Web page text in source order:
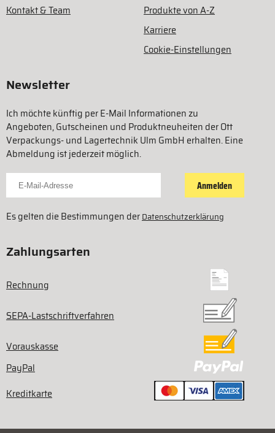
Kontakt & Team
Produkte von A-Z
Karriere
Cookie-Einstellungen
Newsletter
Ich möchte künftig per E-Mail Informationen zu
Angeboten, Gutscheinen und Produktneuheiten der Ott
Verpackungs- und Lagertechnik Ulm GmbH erhalten. Eine
Abmeldung ist jederzeit möglich.
Für Newsletter anmelden
Anmelden
Es gelten die Bestimmungen derDatenschutzerklärung
Zahlungsarten
Rechnung
SEPA-Lastschriftverfahren
Vorauskasse
PayPal
Kreditkarte